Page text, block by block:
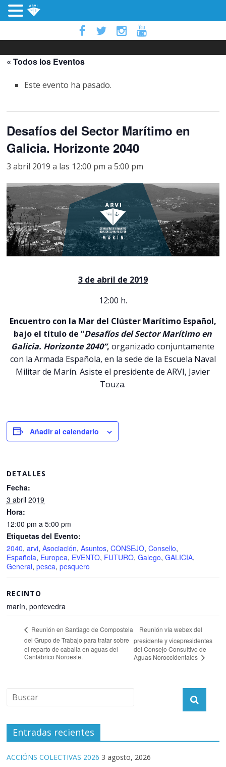
« Todos los Eventos
Este evento ha pasado.
Desafíos del Sector Marítimo en
Galicia. Horizonte 2040
3 abril 2019 a las 12:00 pm a5:00 pm
3 de abril de 2019
12:00 h.
Encuentro con la Mar del Clúster Marítimo Español,
bajo el título de “Desafíos del Sector Marítimo en
Galicia. Horizonte 2040”,organizado conjuntamente
con la Armada Española, en la sede de la Escuela Naval
Militar de Marín. Asiste el presidente de ARVI, Javier
Touza.
Añadir al calendario
DETALLES
Fecha:
3 abril 2019
Hora:
12:00 pm a 5:00 pm
Etiquetas del Evento:
2040,arvi,Asociación,Asuntos,CONSEJO,Consello,
Española, Europea, EVENTO, FUTURO,Galego,GALICIA,
General,pesca,pesquero
RECINTO
marín, pontevedra
Reunión en Santiago de Compostela
del Grupo de Trabajo para tratar sobre
el reparto de caballa en aguas del
Cantábrico Noroeste.
Reunión vía webex del
presidente y vicepresidentes
del Consejo Consultivo de
Aguas Noroccidentales
Entradas recientes
ACCIÓNS COLECTIVAS 2026 3 agosto, 2026